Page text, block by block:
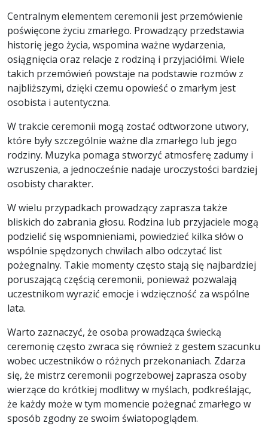
Centralnym elementem ceremonii jest przemówienie
poświęcone życiu zmarłego. Prowadzący przedstawia
historię jego życia, wspomina ważne wydarzenia,
osiągnięcia oraz relacje z rodziną i przyjaciółmi. Wiele
takich przemówień powstaje na podstawie rozmów z
najbliższymi, dzięki czemu opowieść o zmarłym jest
osobista i autentyczna.
W trakcie ceremonii mogą zostać odtworzone utwory,
które były szczególnie ważne dla zmarłego lub jego
rodziny. Muzyka pomaga stworzyć atmosferę zadumy i
wzruszenia, a jednocześnie nadaje uroczystości bardziej
osobisty charakter.
W wielu przypadkach prowadzący zaprasza także
bliskich do zabrania głosu. Rodzina lub przyjaciele mogą
podzielić się wspomnieniami, powiedzieć kilka słów o
wspólnie spędzonych chwilach albo odczytać list
pożegnalny. Takie momenty często stają się najbardziej
poruszającą częścią ceremonii, ponieważ pozwalają
uczestnikom wyrazić emocje i wdzięczność za wspólne
lata.
Warto zaznaczyć, że osoba prowadząca świecką
ceremonię często zwraca się również z gestem szacunku
wobec uczestników o różnych przekonaniach. Zdarza
się, że mistrz ceremonii pogrzebowej zaprasza osoby
wierzące do krótkiej modlitwy w myślach, podkreślając,
że każdy może w tym momencie pożegnać zmarłego w
sposób zgodny ze swoim światopoglądem.